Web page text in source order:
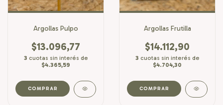
Argollas Pulpo
$13.096,77
3 cuotas sin interés de
$4.365,59
COMPRAR
Argollas Frutilla
$14.112,90
3 cuotas sin interés de
$4.704,30